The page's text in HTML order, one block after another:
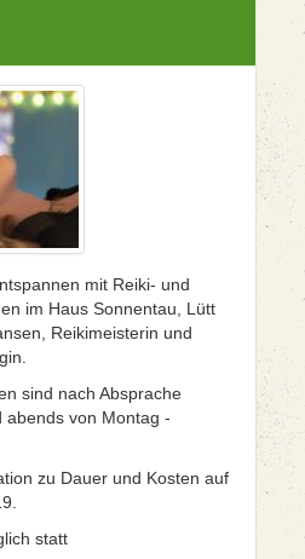
mit Reiki- und
im Haus Sonnentau, Lütt
Reikimeisterin und
sind nach Absprache
abends von Montag -
zu Dauer und Kosten auf
statt